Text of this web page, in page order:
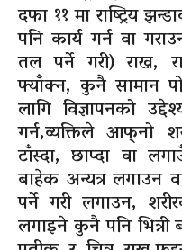
दफा ११ मा राष्ट्रिय
पनि कार्य गर्न वा
तल पर्ने गरी) राख्न,
फ्याँक्न, कुनै सामान
लागि विज्ञापनको
गर्न,व्यक्तिले आफ्‌नो
टाँस्दा, छाप्दा वा
बाहेक अन्यत्र लगाउन
पर्ने गरी लगाउन,
लगाइने कुनै पनि भित्री